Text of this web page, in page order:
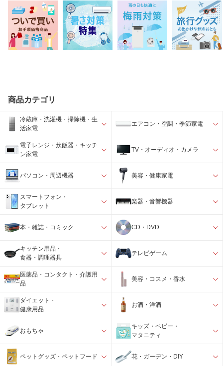
商品カテゴリ
冷蔵庫・洗濯機・掃除機・生
活家電
エアコン・空調・季節家電
電子レンジ・炊飯器・キッチ
ン家電
TV・オーディオ・カメラ
パソコン・周辺機器 美容・健康家電
スマートフォン・
タブレット
楽器・音響機器
本・雑誌・コミック CD・DVD
キッチン用品・
食器・調理器具
テレビゲーム
医薬品・コンタクト・介護用
品
美容・コスメ・香水
ダイエット・
健康用品
お酒・洋酒
おもちゃ
キッズ・ベビー・
マタニティ
ペットグッズ・ペットフード 花・ガーデン・DIY